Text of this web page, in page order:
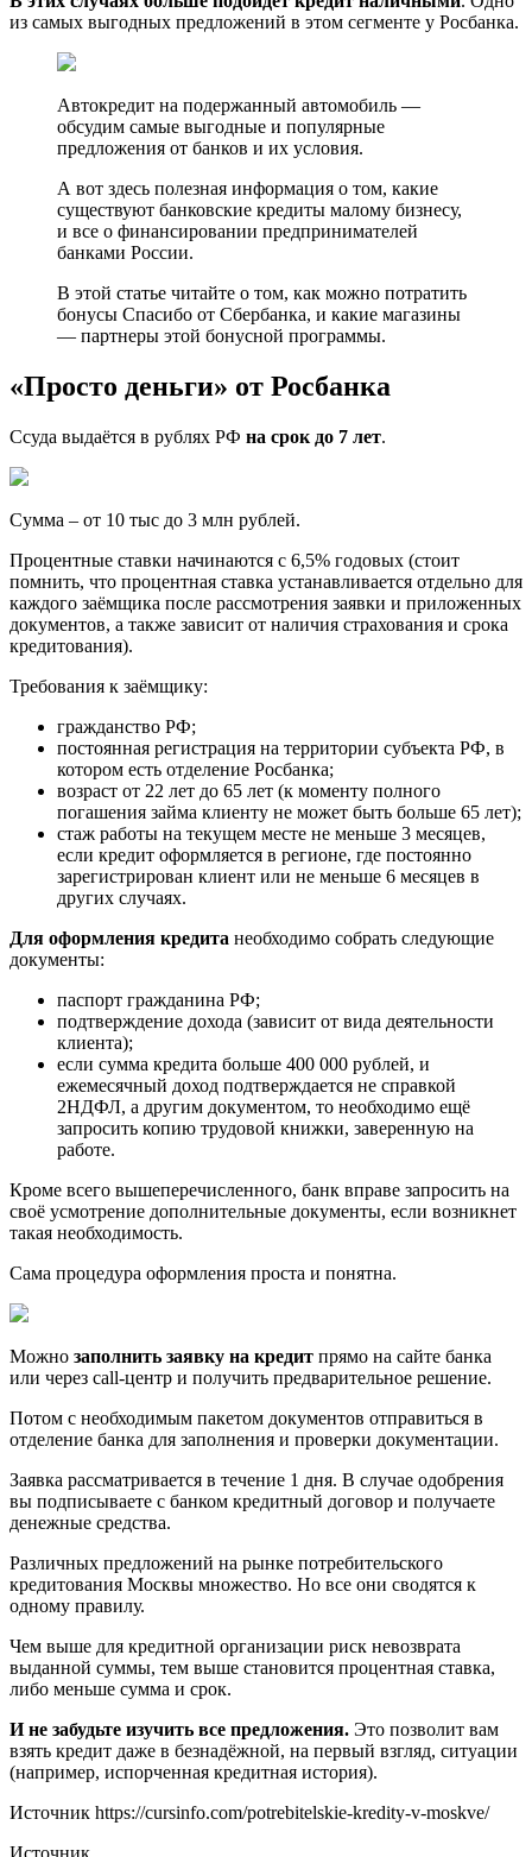
из самых выгодных предложений в этом сегменте у Росбанка.
Автокредит на подержанный автомобиль —
обсудим самые выгодные и популярные
предложения от банков и их условия.
А вот здесь полезная информация о том, какие
существуют банковские кредиты малому бизнесу,
и все о финансировании предпринимателей
банками России.
В этой статье читайте о том, как можно потратить
бонусы Спасибо от Сбербанка, и какие магазины
— партнеры этой бонусной программы.
«Просто деньги» от Росбанка
Ссуда выдаётся в рублях РФ на срок до 7 лет.
Сумма – от 10 тыс до 3 млн рублей.
Процентные ставки начинаются с 6,5% годовых (стоит
помнить, что процентная ставка устанавливается отдельно для
каждого заёмщика после рассмотрения заявки и приложенных
документов, а также зависит от наличия страхования и срока
кредитования).
Требования к заёмщику:
гражданство РФ;
постоянная регистрация на территории субъекта РФ, в
котором есть отделение Росбанка;
возраст от 22 лет до 65 лет (к моменту полного
погашения займа клиенту не может быть больше 65 лет);
стаж работы на текущем месте не меньше 3 месяцев,
если кредит оформляется в регионе, где постоянно
зарегистрирован клиент или не меньше 6 месяцев в
других случаях.
Для оформления кредита необходимо собрать следующие
документы:
паспорт гражданина РФ;
подтверждение дохода (зависит от вида деятельности
клиента);
если сумма кредита больше 400 000 рублей, и
ежемесячный доход подтверждается не справкой
2НДФЛ, а другим документом, то необходимо ещё
запросить копию трудовой книжки, заверенную на
работе.
Кроме всего вышеперечисленного, банк вправе запросить на
своё усмотрение дополнительные документы, если возникнет
такая необходимость.
Сама процедура оформления проста и понятна.
Можно заполнить заявку на кредит прямо на сайте банка
или через call-центр и получить предварительное решение.
Потом с необходимым пакетом документов отправиться в
отделение банка для заполнения и проверки документации.
Заявка рассматривается в течение 1 дня. В случае одобрения
вы подписываете с банком кредитный договор и получаете
денежные средства.
Различных предложений на рынке потребительского
кредитования Москвы множество. Но все они сводятся к
одному правилу.
Чем выше для кредитной организации риск невозврата
выданной суммы, тем выше становится процентная ставка,
либо меньше сумма и срок.
И не забудьте изучить все предложения. Это позволит вам
взять кредит даже в безнадёжной, на первый взгляд, ситуации
(например, испорченная кредитная история).
Источник https://cursinfo.com/potrebitelskie-kredity-v-moskve/
Источник